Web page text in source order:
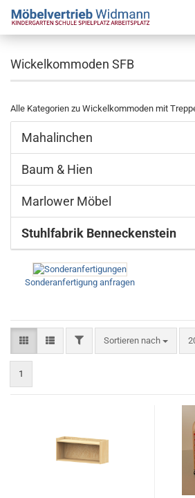
Wickelkommoden SFB
Alle Kategorien zu Wickelkommoden mit
Mahalinchen
Baum & Hien
Marlower Möbel
Stuhlfabrik Benneckenstein
Sonderanfertigung anfragen
FILTERSortieren nach
Sortieren nach
1